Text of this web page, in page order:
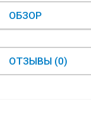
ОБЗОР
ОТЗЫВЫ (0)